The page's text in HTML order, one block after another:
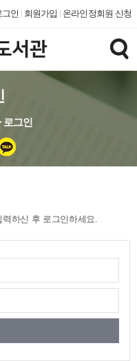
그인 회원가입 온라인정회원 신청
로그인
하신 후 로그인하세요.